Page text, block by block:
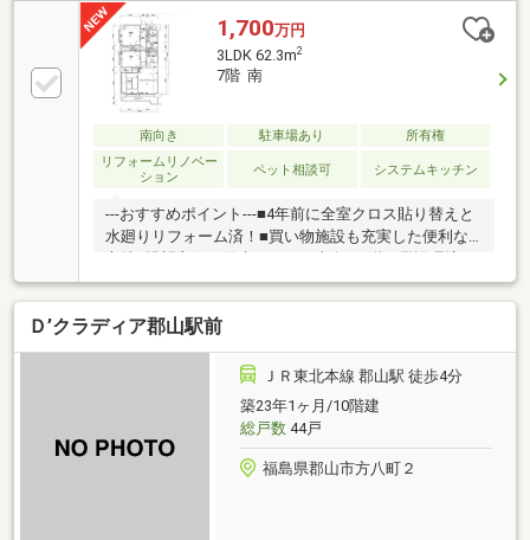
1,700万円
3LDK 62.3m2
7階 南
南向き 駐車場あり
所有権
リフォームリノベー
ション
ペット相談可 システムキッチン
---おすすめポイント---■4年前に全室クロス貼り替えと
水廻りリフォーム済！■買い物施設も充実した便利な
■ザ・モールまで徒歩10分/767ｍ■郡山市立芳山小学校
まで徒歩2分/155ｍ■郡山市立第二中学校まで徒歩3
分/229ｍ◇◇買替の方、自己資金の少ない方、勤続年
数短い方、自営業の方住宅ローンにご不安のある方、
お気軽にご相談ください◇◇「お家探し」「ご売却」
は 地域密着型不動産(株)吉田設備セットホーム不動産
事業部ににおまかせください！
Ｄ’クラディア郡山駅前
ＪＲ東北本線 郡山駅 徒歩4分
築23年1ヶ月/10階建
総戸数44戸
福島県郡山市方八町２